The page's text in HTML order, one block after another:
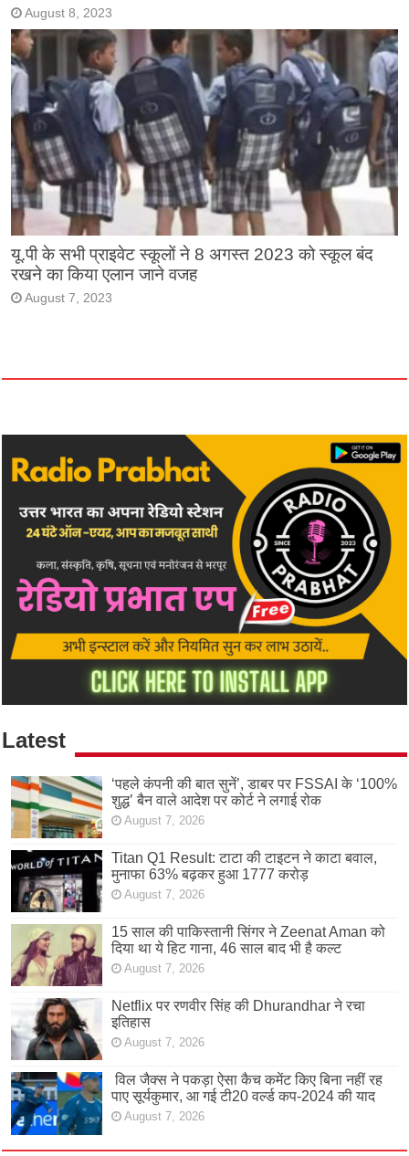
August 8, 2023
यू.पी के सभी प्राइवेट स्कूलों ने 8 अगस्त 2023 को स्कूल बंद
रखने का किया एलान जाने वजह
August 7, 2023
Latest
‘पहले कंपनी की बात सुनें’, डाबर पर FSSAI के ‘100%
शुद्ध’ बैन वाले आदेश पर कोर्ट ने लगाई रोक
August 7, 2026
Titan Q1 Result: टाटा की टाइटन ने काटा बवाल,
मुनाफा 63% बढ़कर हुआ 1777 करोड़
August 7, 2026
15 साल की पाकिस्तानी सिंगर ने Zeenat Aman को
दिया था ये हिट गाना, 46 साल बाद भी है कल्ट
August 7, 2026
Netflix पर रणवीर सिंह की Dhurandhar ने रचा
इतिहास
August 7, 2026
विल जैक्स ने पकड़ा ऐसा कैच कमेंट किए बिना नहीं रह
पाए सूर्यकुमार, आ गई टी20 वर्ल्ड कप-2024 की याद
August 7, 2026